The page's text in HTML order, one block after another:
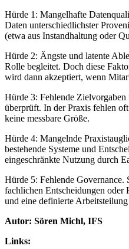
Hürde 1: Mangelhafte
Daten unterschiedlichster
(etwa aus Instandhaltung oder
Hürde 2: Ängste und latente
Rolle begleitet. Doch diese
wird dann akzeptiert, wenn
Hürde 3: Fehlende Zielvorgaben
überprüft. In der Praxis fehlen
keine messbare Größe.
Hürde 4: Mangelnde
bestehende Systeme und
eingeschränkte Nutzung durch
Hürde 5: Fehlende
fachlichen Entscheidungen oder
und eine definierte
Autor: Sören Michl, IFS
Links: